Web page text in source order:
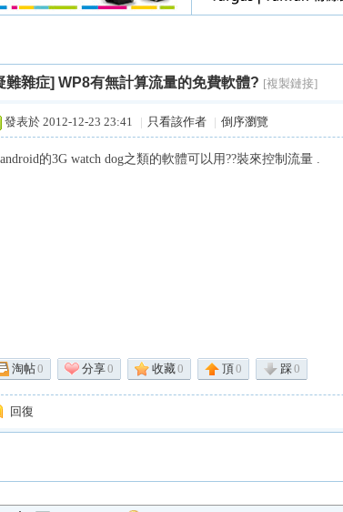
› ›
難雜症] WP8有無計算流量的免費軟體? [複製鏈接]
發表於 2012-12-23 23:41 | 只看該作者 | 倒序瀏覽
的3G watch dog之類的軟體可以用??裝來控制流量 .
淘帖0 分享0 收藏0 頂0 踩0
回復